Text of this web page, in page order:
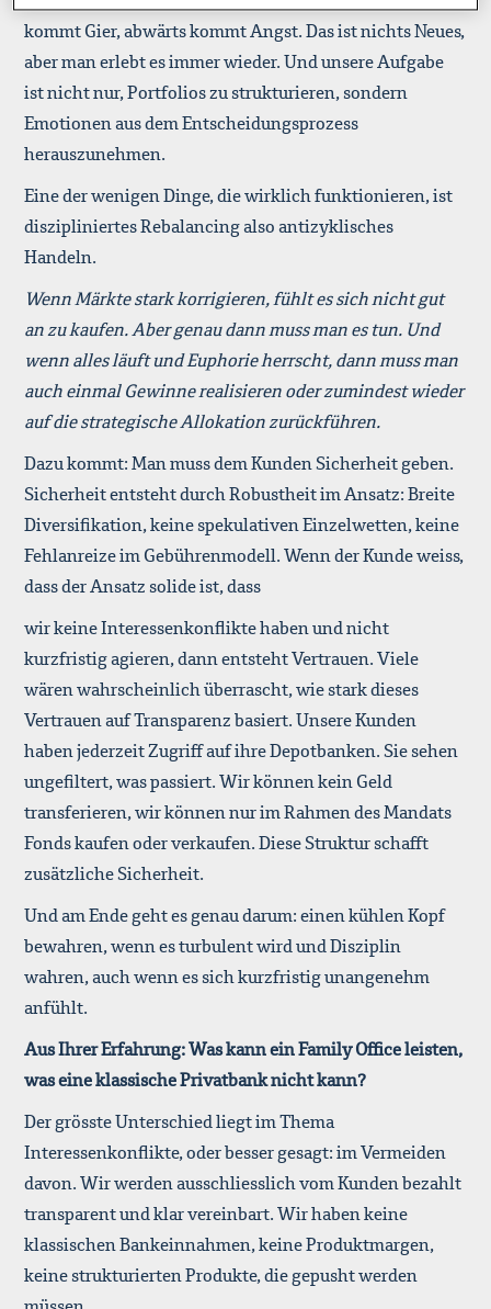
kommt Gier, abwärts kommt Angst. Das ist nichts Neues,
aber man erlebt es immer wieder. Und unsere Aufgabe
ist nicht nur, Portfolios zu strukturieren, sondern
Emotionen aus dem Entscheidungsprozess
herauszunehmen.
Eine der wenigen Dinge, die wirklich funktionieren, ist
diszipliniertes Rebalancing also antizyklisches
Handeln.
Wenn Märkte stark korrigieren, fühlt es sich nicht gut
an zu kaufen. Aber genau dann muss man es tun. Und
wenn alles läuft und Euphorie herrscht, dann muss man
auch einmal Gewinne realisieren oder zumindest wieder
auf die strategische Allokation zurückführen.
Dazu kommt: Man muss dem Kunden Sicherheit geben.
Sicherheit entsteht durch Robustheit im Ansatz: Breite
Diversifikation, keine spekulativen Einzelwetten, keine
Fehlanreize im Gebührenmodell. Wenn der Kunde weiss,
dass der Ansatz solide ist, dass
wir keine Interessenkonflikte haben und nicht
kurzfristig agieren, dann entsteht Vertrauen. Viele
wären wahrscheinlich überrascht, wie stark dieses
Vertrauen auf Transparenz basiert. Unsere Kunden
haben jederzeit Zugriff auf ihre Depotbanken. Sie sehen
ungefiltert, was passiert. Wir können kein Geld
transferieren, wir können nur im Rahmen des Mandats
Fonds kaufen oder verkaufen. Diese Struktur schafft
zusätzliche Sicherheit.
Und am Ende geht es genau darum: einen kühlen Kopf
bewahren, wenn es turbulent wird und Disziplin
wahren, auch wenn es sich kurzfristig unangenehm
anfühlt.
Aus Ihrer Erfahrung: Was kann ein Family Office leisten,
was eine klassische Privatbank nicht kann?
Der grösste Unterschied liegt im Thema
Interessenkonflikte, oder besser gesagt: im Vermeiden
davon. Wir werden ausschliesslich vom Kunden bezahlt
transparent und klar vereinbart. Wir haben keine
klassischen Bankeinnahmen, keine Produktmargen,
keine strukturierten Produkte, die gepusht werden